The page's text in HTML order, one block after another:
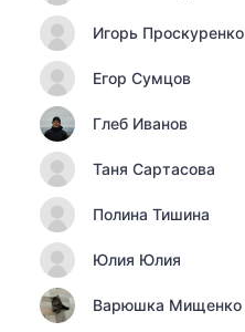
Игорь Проскуренко
Егор Сумцов
Глеб Иванов
Таня Сартасова
Полина Тишина
Юлия Юлия
Варюшка Мищенко